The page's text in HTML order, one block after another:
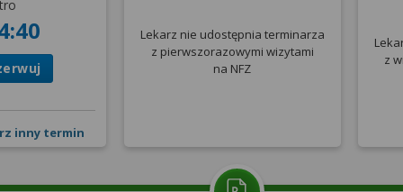
inny termin
Lekarz nie udostępnia terminarza
z pierwszorazowymi wizytami
na NFZ
z